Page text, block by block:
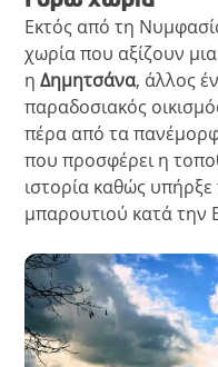
Εκτός από τη
χωρία που αξίζουν
ηΔημητσάνα, άλλος
παραδοσιακός
πέρα από τα
που προσφέρει η
ιστορία καθώς
μπαρουτιού κατά την